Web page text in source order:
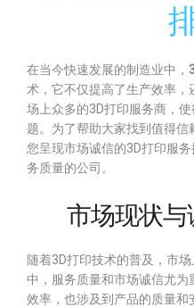
在当今快速发展的制造业中，
术，它不仅提高了生产效率
场上众多的3D打印服务商，
题。为了帮助大家找到值得
您呈现市场诚信的3D打印服
务质量的公司。
市场现状
随着3D打印技术的普及，市
中，服务质量和市场诚信尤
效率，也涉及到产品的质量和